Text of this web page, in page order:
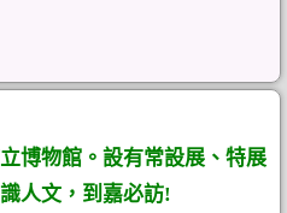
博物館。設有常設展、特展
人文，到嘉必訪!